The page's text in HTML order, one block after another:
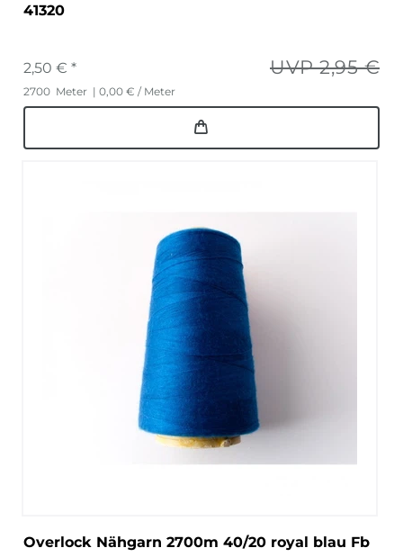
41320
UVP 2,95 €
2,50 € *
2700 Meter | 0,00 € / Meter
Overlock Nähgarn 2700m 40/20 royal blau Fb